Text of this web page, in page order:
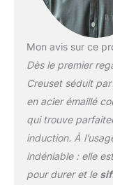
Mon avis sur ce
Dès le premier
Creuset séduit
en acier émaillé
qui trouve
induction. À
indéniable : elle
pour durer et le